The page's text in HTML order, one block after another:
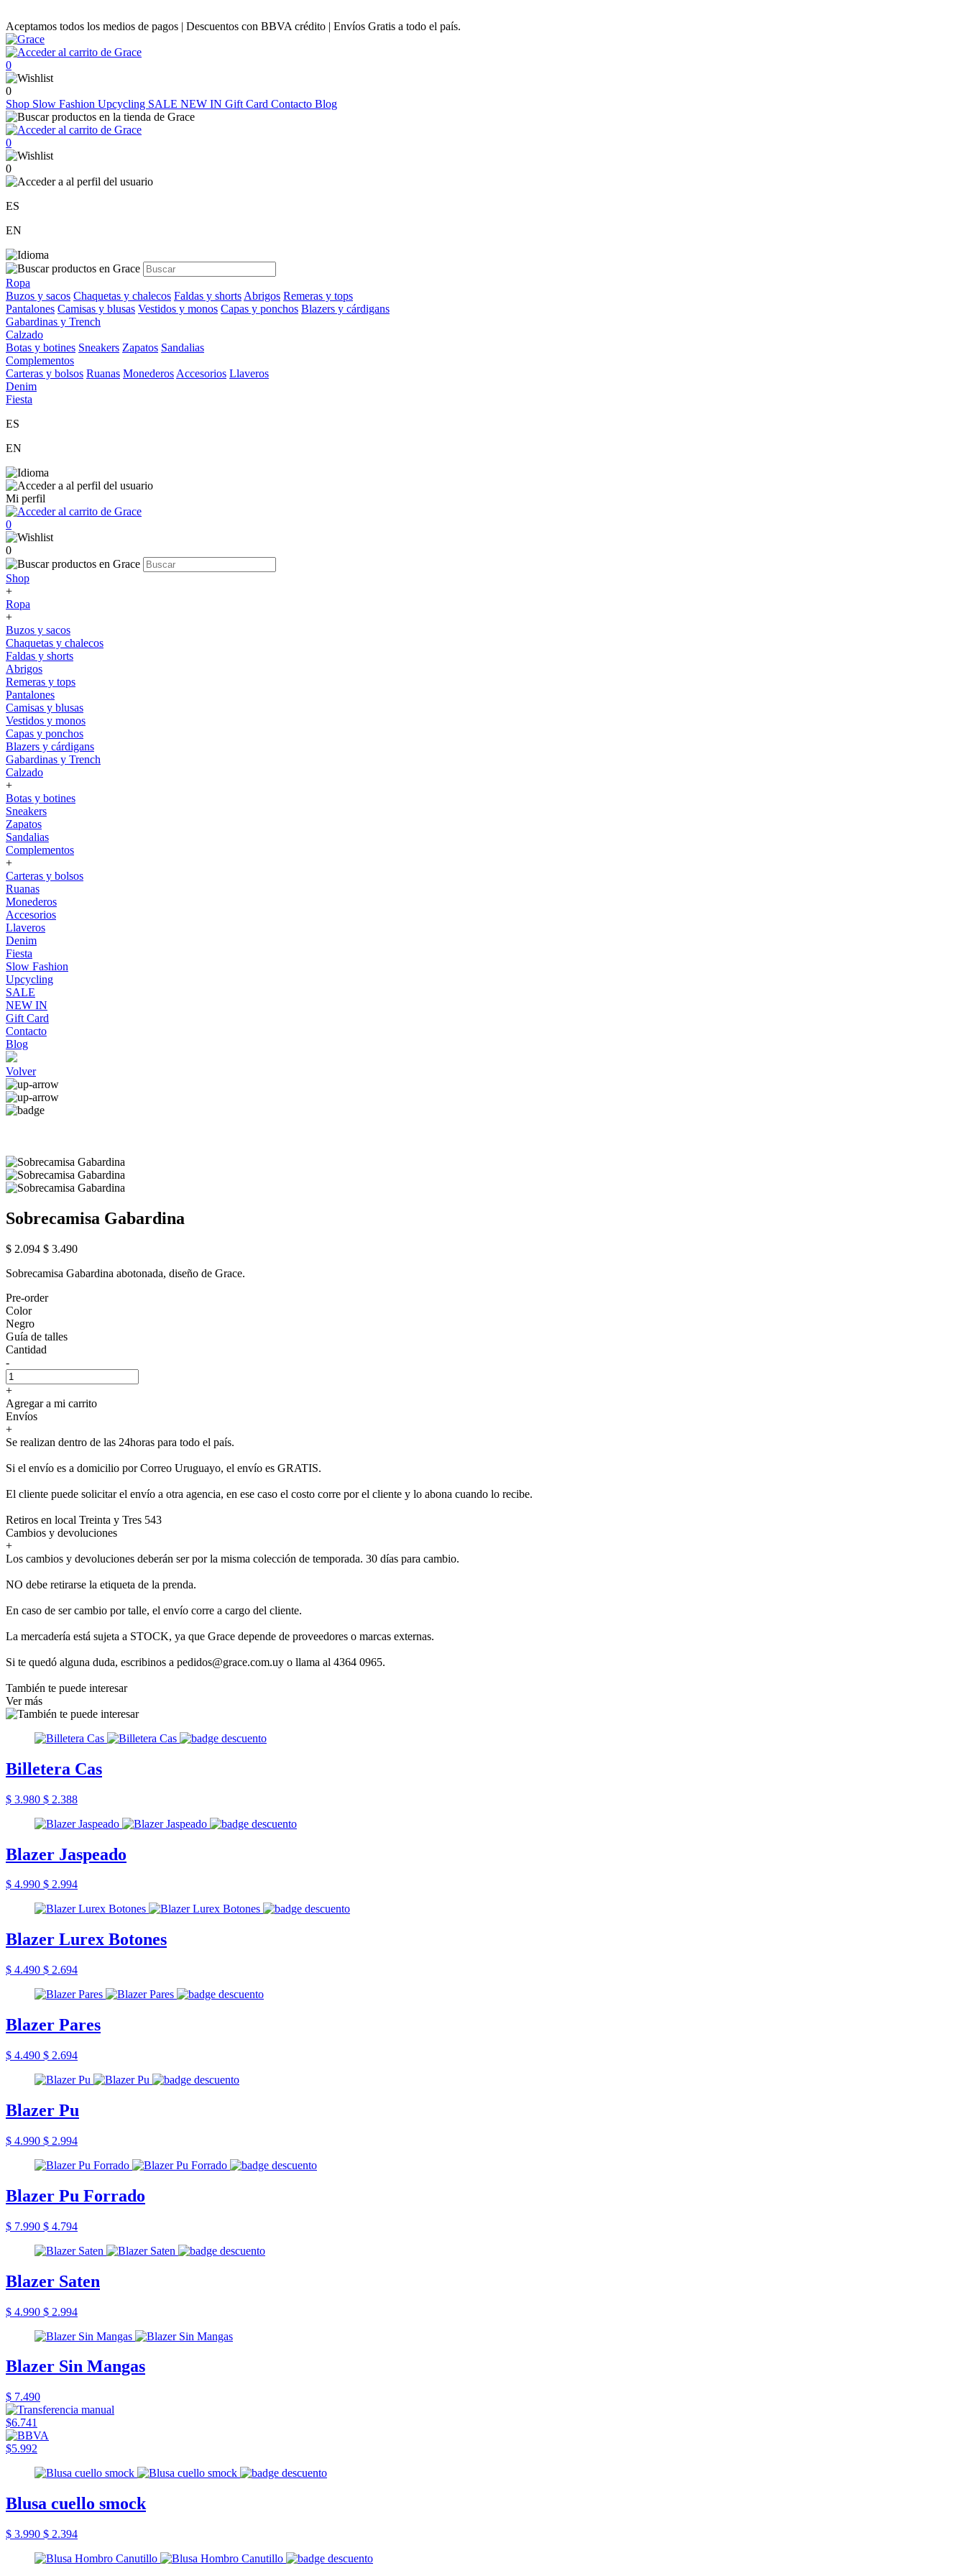
Aceptamos todos los medios de pagos | Descuentos con BBVA crédito | Envíos Gratis a todo el país.
0
0
Shop Slow Fashion Upcycling SALE NEW IN Gift Card Contacto Blog
0
0
ES
EN
Ropa
Buzos y sacos Chaquetas y chalecos Faldas y shorts Abrigos Remeras y tops
Pantalones Camisas y blusas Vestidos y monos Capas y ponchos Blazers y cárdigans
Gabardinas y Trench
Calzado
Botas y botines Sneakers Zapatos Sandalias
Complementos
Carteras y bolsos Ruanas Monederos Accesorios Llaveros
Denim
Fiesta
ES
EN
Mi perfil
0
0
Shop
+
Ropa
+
Buzos y sacos
Chaquetas y chalecos
Faldas y shorts
Abrigos
Remeras y tops
Pantalones
Camisas y blusas
Vestidos y monos
Capas y ponchos
Blazers y cárdigans
Gabardinas y Trench
Calzado
+
Botas y botines
Sneakers
Zapatos
Sandalias
Complementos
+
Carteras y bolsos
Ruanas
Monederos
Accesorios
Llaveros
Denim
Fiesta
Slow Fashion
Upcycling
SALE
NEW IN
Gift Card
Contacto
Blog
Volver
Sobrecamisa Gabardina
$ 2.094 $ 3.490
Sobrecamisa Gabardina abotonada, diseño de Grace.
Pre-order
Color
Negro
Guía de talles
Cantidad
-
+
Agregar a mi carrito
Envíos
+
Se realizan dentro de las 24horas para todo el país.
Si el envío es a domicilio por Correo Uruguayo, el envío es GRATIS.
El cliente puede solicitar el envío a otra agencia, en ese caso el costo corre por el cliente y lo abona cuando lo recibe.
Retiros en local Treinta y Tres 543
Cambios y devoluciones
+
Los cambios y devoluciones deberán ser por la misma colección de temporada. 30 días para cambio.
NO debe retirarse la etiqueta de la prenda.
En caso de ser cambio por talle, el envío corre a cargo del cliente.
La mercadería está sujeta a STOCK, ya que Grace depende de proveedores o marcas externas.
Si te quedó alguna duda, escribinos a pedidos@grace.com.uy o llama al 4364 0965.
También te puede interesar
Ver más
Billetera Cas
$ 3.980 $ 2.388
Blazer Jaspeado
$ 4.990 $ 2.994
Blazer Lurex Botones
$ 4.490 $ 2.694
Blazer Pares
$ 4.490 $ 2.694
Blazer Pu
$ 4.990 $ 2.994
Blazer Pu Forrado
$ 7.990 $ 4.794
Blazer Saten
$ 4.990 $ 2.994
Blazer Sin Mangas
$ 7.490
$6.741
$5.992
Blusa cuello smock
$ 3.990 $ 2.394